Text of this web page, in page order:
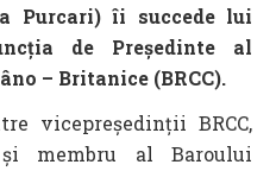
Purcari) îi succede lui
de Președinte al
– Britanice (BRCC).
vicepreședinții BRCC,
membru al Baroului